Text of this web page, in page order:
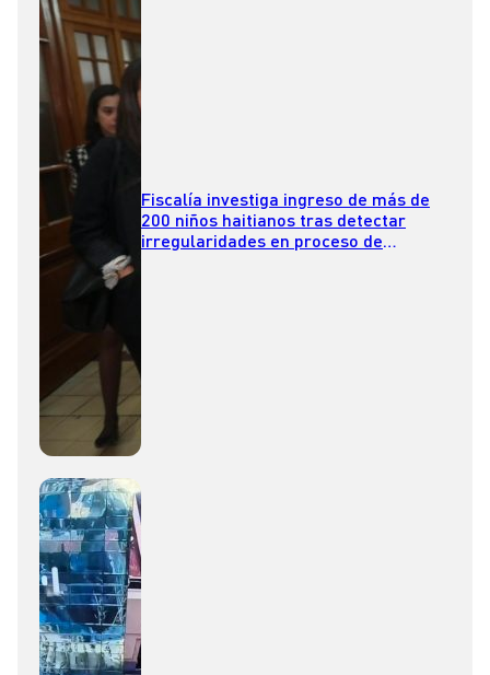
Fiscalía investiga ingreso de más de
200 niños haitianos tras detectar
irregularidades en proceso de